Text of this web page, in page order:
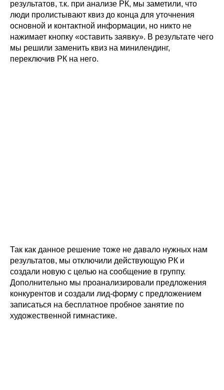
результатов, т.к. при анализе РК, мы заметили, что
люди пролистывают квиз до конца для уточнения
основной и контактной информации, но никто не
нажимает кнопку «оставить заявку». В результате чего
мы решили заменить квиз на минилендинг,
переключив РК на него.
Так как данное решение тоже не давало нужных нам
результатов, мы отключили действующую РК и
создали новую с целью на сообщение в группу.
Дополнительно мы проанализировали предложения
конкурентов и создали лид-форму с предложением
записаться на бесплатное пробное занятие по
художественной гимнастике.